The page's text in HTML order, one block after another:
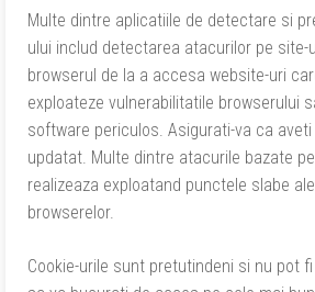
Multe dintre aplicatiile de detectare si
ului includ detectarea atacurilor pe site-
browserul de la a accesa website-uri
exploateze vulnerabilitatile browserului
software periculos. Asigurati-va ca
updatat. Multe dintre atacurile bazate
realizeaza exploatand punctele slabe
browserelor.
Cookie-urile sunt pretutindeni si nu pot